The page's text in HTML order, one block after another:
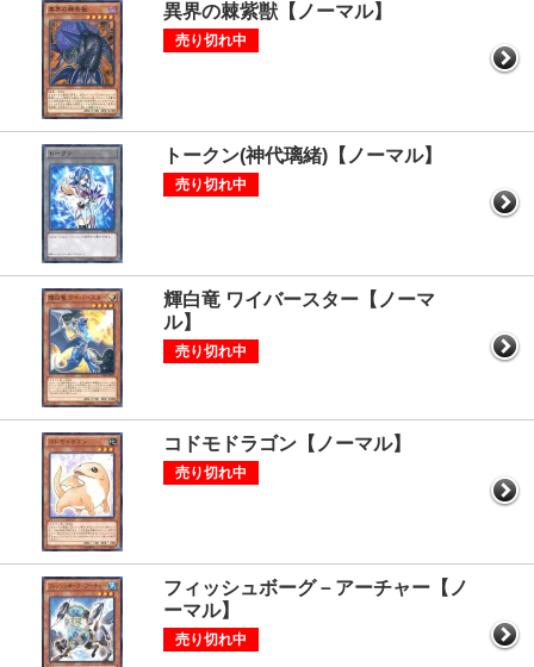
異界の棘紫獣【ノーマル】
売り切れ中
トークン(神代璃緒)【ノーマル】
売り切れ中
輝白竜 ワイバースター【ノーマ
ル】
売り切れ中
コドモドラゴン【ノーマル】
売り切れ中
フィッシュボーグ－アーチャー【ノ
ーマル】
売り切れ中